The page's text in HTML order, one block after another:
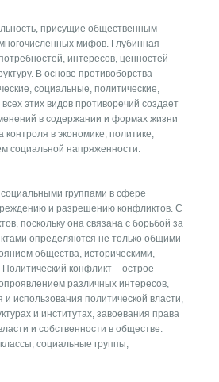
присущие общественным
мифов. Глубинная
интересов, ценностей
В основе противоборства
социальные, политические,
этих видов противоречий создает
в содержании и формах жизни
в экономике, политике,
социальной напряженности.
группами в сфере
и разрешению конфликтов. С
поскольку она связана с борьбой за
определяются не только общими
общества, историческими,
конфликт – острое
различных интересов,
использования политической власти,
и институтах, завоевания права
и собственности в обществе.
социальные группы,